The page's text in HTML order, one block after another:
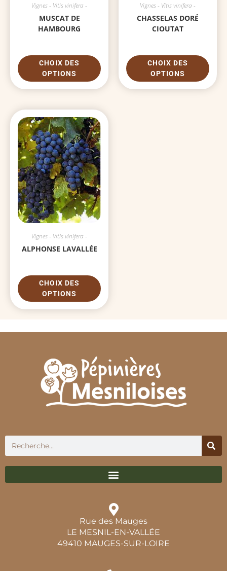
Vignes - Vitis vinifera -
MUSCAT DE
HAMBOURG
CHOIX DES
OPTIONS
Vignes - Vitis vinifera -
CHASSELAS DORÉ
CIOUTAT
CHOIX DES
OPTIONS
Vignes - Vitis vinifera -
ALPHONSE LAVALLÉE
CHOIX DES
OPTIONS
Rue des Mauges
LE MESNIL-EN-VALLÉE
49410 MAUGES-SUR-LOIRE